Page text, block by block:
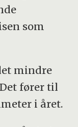
som
mindre
fører til
i året.